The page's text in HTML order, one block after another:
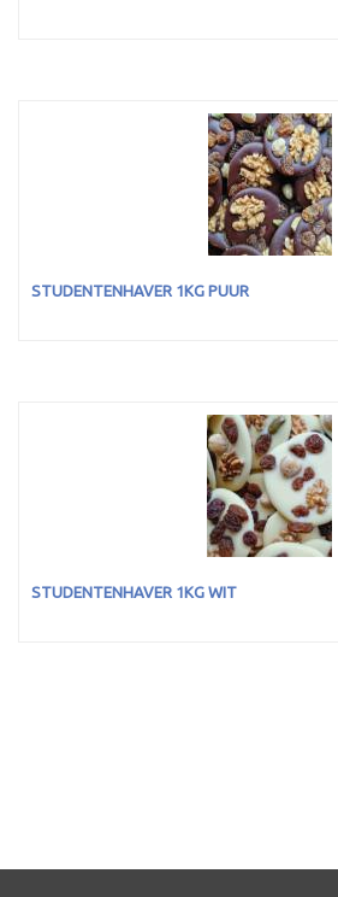
STUDENTENHAVER 1KG PUUR
STUDENTENHAVER 1KG WIT